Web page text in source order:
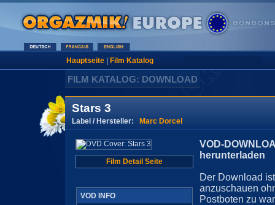
Hauptseite| Film Katalog
FILM KATALOG: DOWNLOAD
Stars 3
Label / Hersteller: Marc Dorcel
Film Detail Seite
VOD INFO
VOD-
herunterladen
Der Download
anzuschauen
Postboten zu